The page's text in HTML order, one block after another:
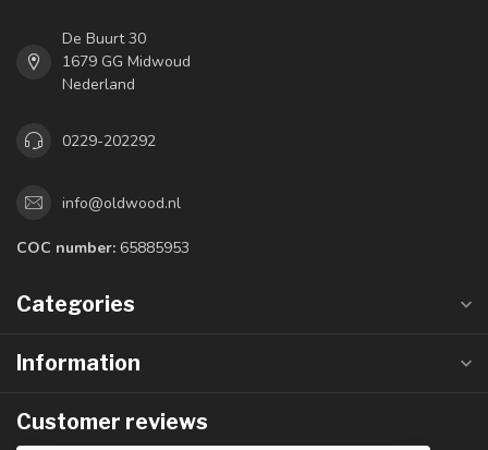
De Buurt 30
1679 GG Midwoud
Nederland
0229-202292
info@oldwood.nl
COC number: 65885953
Categories
Information
Customer reviews